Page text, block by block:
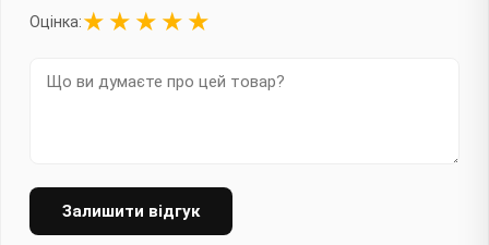
Оцінка:★ ★ ★ ★ ★
Залишити відгук